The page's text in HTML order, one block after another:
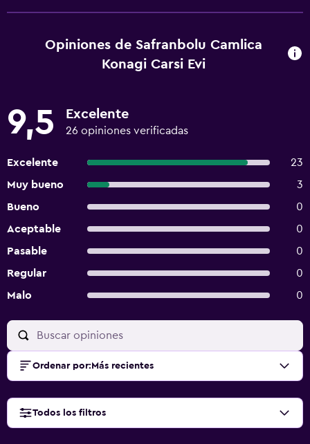
Opiniones de Safranbolu Camlica
Konagi Carsi Evi
9,5 Excelente
26 opiniones verificadas
Excelente
23
Muy bueno
3
Bueno
0
Aceptable
0
Pasable
0
Regular
0
Malo
0
Ordenar por: Más recientes
Todos los filtros